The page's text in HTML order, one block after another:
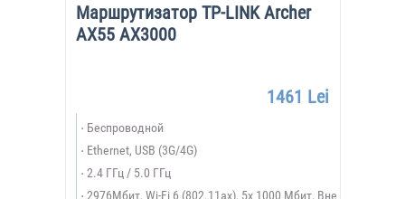
Маршрутизатор TP-LINK Archer
AX55 AX3000
1461 Lei
Беспроводной
Ethernet, USB (3G/4G)
2.4 ГГц / 5.0 ГГц
2976Мбит, Wi-Fi 6 (802.11ax), 5х 1000 Мбит, Вне